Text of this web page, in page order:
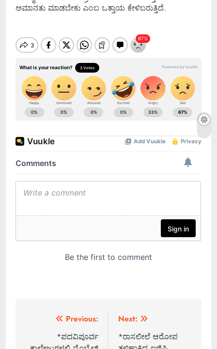
ಅಮಾನತು ಮಾಡಬೇಕು ಎಂಬ ಒತ್ತಾಯ ಕೇಳಿಬರುತ್ತಿದೆ.
navigation
Previous:
*ಪದವಿಪೂರ್ವ
Next:
*ರಾಸಲೀಲೆ ಆರೋಪ